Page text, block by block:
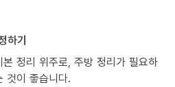
하기
정리 위주로, 주방 정리가 필요하
것이 좋습니다.